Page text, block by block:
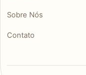
Sobre Nós
Contato